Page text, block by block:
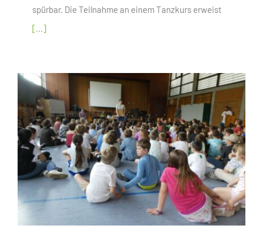
spürbar. Die Teilnahme an einem Tanzkurs erweist
[...]